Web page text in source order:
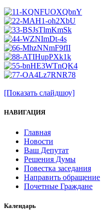
[Показать слайдшоу]
НАВИГАЦИЯ
Главная
Новости
Ваш Депутат
Решения Думы
Повестка заседания
Направить обращение
Почетные Граждане
Календарь